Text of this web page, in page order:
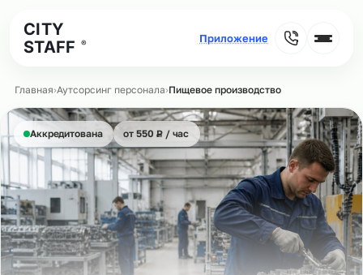
CITY
STAFF
®
Главная›Аутсорсинг персонала›Пищевое производство
Аккредитована от 550 ₽
Р/ час